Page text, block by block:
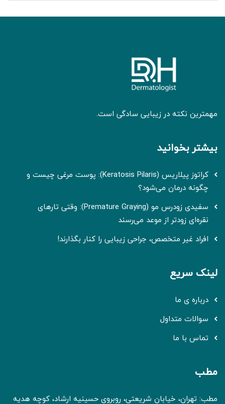
مهمترین نکته در زیبایی سادگی است.
بیشتر بخوانید
کراتوز پیلاریس (Keratosis Pilaris): پوست مرغی چیست و
چگونه درمان می‌شود؟
سفیدی زودرس مو (Premature Graying): وقتی تارهای
نقره‌ای زودتر از موعد می‌رسند
افراد غیر متخصص، جراحی زیبایی را کنار بگذارند!
لینک سریع
درباره ی ما
سوالات متداول
تماس با ما
مطب
مطب: تهران، خیابان شریعتی، روبروی حسینیه ارشاد، کوچه هدیه